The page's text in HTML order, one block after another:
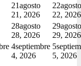
21agosto
21, 2026
22agosto
22, 2026
28agosto
28, 2026
29agosto
29, 2026
4septiembre
4, 2026
5
5, 2026